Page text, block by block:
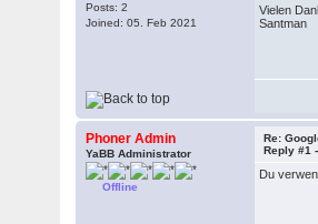
Posts: 2
Joined: 05. Feb 2021
Vielen
Santman
Phoner Admin
YaBB Administrator
Offline
Re:
Reply #1
Du